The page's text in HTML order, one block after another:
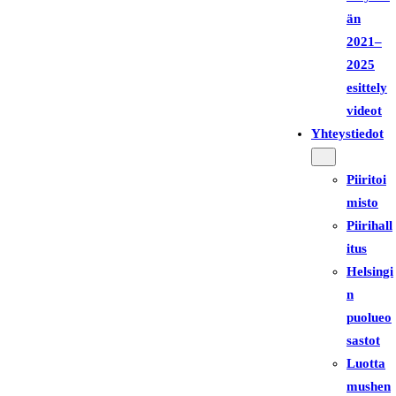
än
2021–
2025
esittely
videot
Yhteystiedot
Piiritoi
misto
Piirihall
itus
Helsingi
n
puolueo
sastot
Luotta
mushen